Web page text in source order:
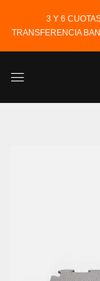
3 Y 6
TRANSFERENCIA